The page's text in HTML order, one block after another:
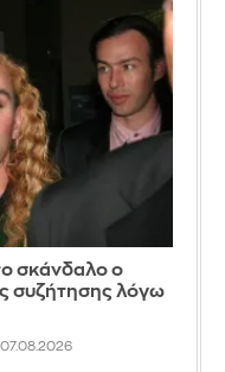
σκάνδαλο ο
συζήτησης λόγω